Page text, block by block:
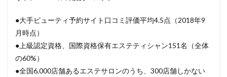
●大手ビューティ予約サイト口コミ評価平均4.5点（2018年9
月時点）
●上級認定資格、国際資格保有エステティシャン151名（全体
の60%）
●全国6,000店舗あるエステサロンのうち、300店舗しかない